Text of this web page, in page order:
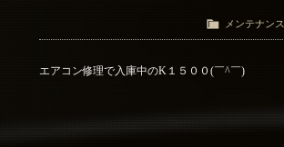
メンテナンス
エアコン修理で入庫中のK１５００(￣^￣)ゞ